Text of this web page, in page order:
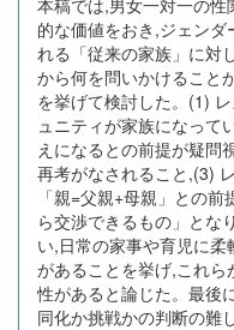
本稿では,男女一対一の
的な価値をおき,ジェン
れる「従来の家族」に対
から何を問いかけること
を挙げて検討した。(1)
ュニティが家族になって
えになるとの前提が疑問
再考がなされること,(3)
「親=父親+母親」との
ら交渉できるもの」とな
い,日常の家事や育児に
があることを挙げ,これ
性があると論じた。最後
同化か挑戦かの判断の難